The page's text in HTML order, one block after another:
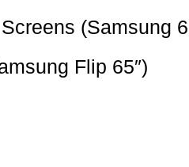
(Samsung
Flip 65″)